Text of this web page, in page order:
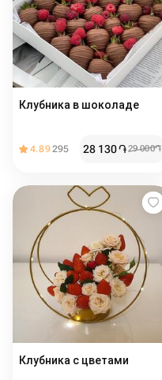
Клубника в шоколаде
4.89295 28 130֏29 000֏
Клубника с цветами